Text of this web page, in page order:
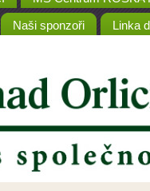
Naši sponzoři Linka